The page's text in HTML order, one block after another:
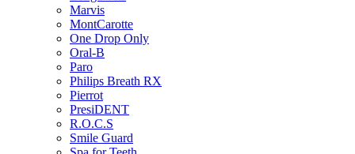
Marvis
MontCarotte
One Drop Only
Oral-B
Paro
Philips Breath RX
Pierrot
PresiDENT
R.O.C.S
Smile Guard